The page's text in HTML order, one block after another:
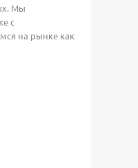
Мы
с
на рынке как